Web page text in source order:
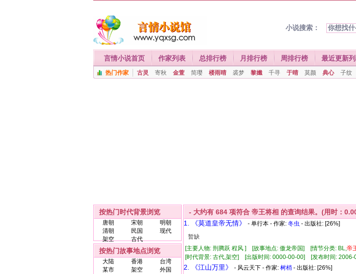
小说搜索：
言情小说首页 作家列表 总排行榜 月排行榜 周排行榜 最近更新
热门作家 古灵 寄秋 金萱 简璎 楼雨晴 裘梦 黎孅 千寻 于晴 莫颜 典心 子纹
按热门时代背景浏览
唐朝 宋朝
明朝
清朝
民国
现代
架空
古代
按热门故事地点浏览
大陆 香港
台湾
某市
架空
外国
- 大约有 684 项符合 帝王将相 的查询结果。(用时：
1. 《莫道皇帝无情》
- 单行本 - 作家: 冬虫 - 出版社: [26%]
暂缺
[主要人物: 刑腾跃 程风 ] [故事地点: 傲龙帝国] [情节分类: BL,帝
[时代背景: 古代,架空] [出版时间: 0000-00-00] [发布时间:
2. 《江山万里》 - 风云天下 - 作家: 树梢 - 出版社: [26%]